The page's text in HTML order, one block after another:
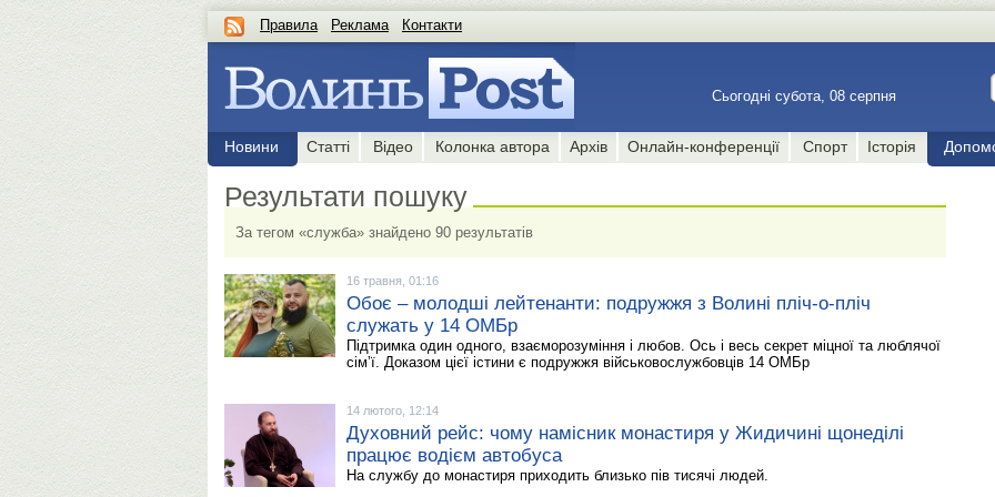
Правила Реклама Контакти
Сьогодні субота, 08 серпня
Новини Статті Відео Колонка автора Архів Онлайн-конференції Спорт Історія
Результати пошуку
За тегом «служба» знайдено 90 результатів
16 травня, 01:16
Обоє – молодші лейтенанти: подружжя з Волині пліч-о-пліч
служать у 14 ОМБр
Підтримка один одного, взаєморозуміння і любов. Ось і весь секрет міцної та люблячої
сімʼї. Доказом цієї істини є подружжя військовослужбовців 14 ОМБр
14 лютого, 12:14
Духовний рейс: чому намісник монастиря у Жидичині щонеділі
працює водієм автобуса
На службу до монастиря приходить близько пів тисячі людей.